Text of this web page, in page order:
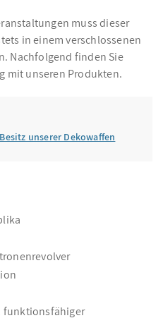
muss dieser
in einem verschlossenen
Nachfolgend finden Sie
mit unseren Produkten.
unserer Dekowaffen
funktionsfähiger